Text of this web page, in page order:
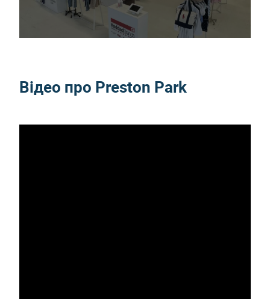
Відео про Preston Park